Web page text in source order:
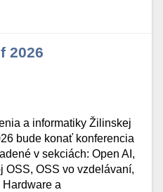
2026
a informatiky Žilinskej
bude konať konferencia
v sekciách: Open AI,
OSS, OSS vo vzdelávaní,
Hardware a